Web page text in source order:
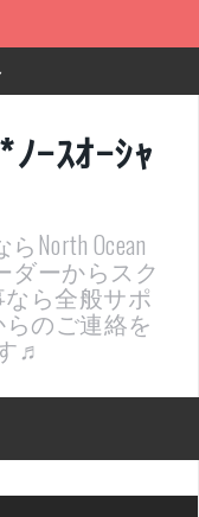
た！
！！！
定開催決定！
ｰｽｵｰｼｬ
North Ocean
ダーからスク
なら全般サポ
のご連絡を
♬